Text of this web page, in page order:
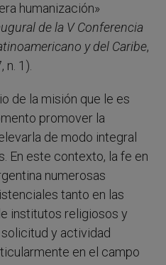
humanización»
de la V Conferencia
y del Caribe,
n. 1).
de la misión que le es
promover la
de modo integral
En este contexto, la fe en
numerosas
tanto en las
institutos religiosos y
y actividad
en el campo